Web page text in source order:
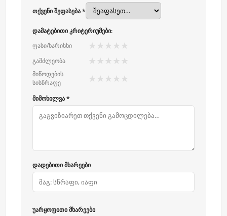
თქვენი შეფასება *
დამატებითი კრიტერიუმები:
ფასი/ხარისხი
★ ★ ★ ★ ★
გამძლეობა ★ ★ ★ ★ ★
მიწოდების
სისწრაფე
★ ★ ★ ★ ★
მიმოხილვა *
დადებითი მხარეები
უარყოფითი მხარეები